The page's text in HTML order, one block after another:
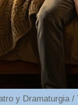
y Dramaturgia